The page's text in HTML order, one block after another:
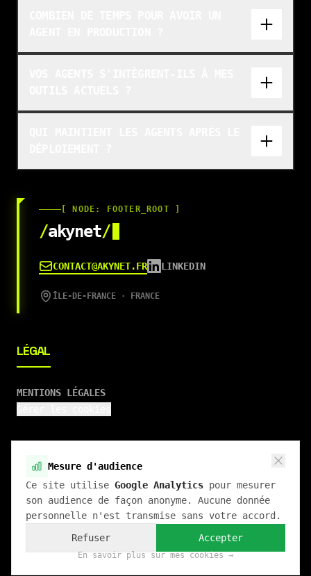
[ NODE: FOOTER_ROOT ]
/akynet/
CONTACT@AKYNET.FR LINKEDIN
ÎLE-DE-FRANCE · FRANCE
LÉGAL
MENTIONS LÉGALES
2026 · TOUS DROITS RÉSERVÉS
RÉALISÉ AVEC NEXT.JS · HÉBERGÉ SUR INFRASTRUCTURE
PROPRE
Mesure d'audience
Ce site utilise Google Analytics pour mesurer
son audience de façon anonyme. Aucune donnée
personnelle n'est transmise sans votre accord.
Refuser
Accepter
En savoir plus sur mes cookies →